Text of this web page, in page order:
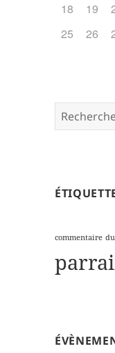
18
19
25
26
Rechercher :
commentaire